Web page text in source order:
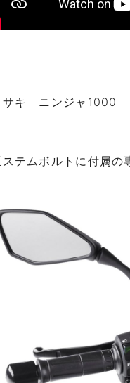
サキ ニンジャ
テムボルトに付属の